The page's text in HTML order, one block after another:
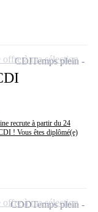
recrute à partir du 24
! Vous êtes diplômé(e)
CDITemps plein
offre à ma sélection
CDDTemps plein
offre à ma sélection